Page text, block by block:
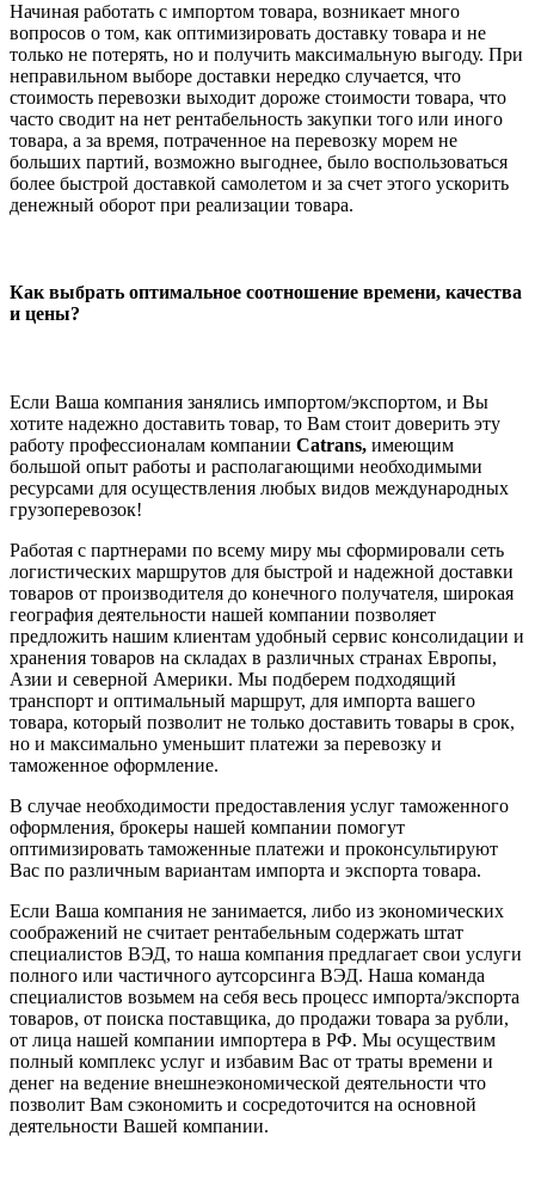
Начиная работать с импортом товара, возникает много
вопросов о том, как оптимизировать доставку товара и не
только не потерять, но и получить максимальную выгоду. При
неправильном выборе доставки нередко случается, что
стоимость перевозки выходит дороже стоимости товара, что
часто сводит на нет рентабельность закупки того или иного
товара, а за время, потраченное на перевозку морем не
больших партий, возможно выгоднее, было воспользоваться
более быстрой доставкой самолетом и за счет этого ускорить
денежный оборот при реализации товара.
Как выбрать оптимальное соотношение времени, качества
и цены?
Если Ваша компания занялись импортом/экспортом, и Вы
хотите надежно доставить товар, то Вам стоит доверить эту
работу профессионалам компании Catrans, имеющим
большой опыт работы и располагающими необходимыми
ресурсами для осуществления любых видов международных
грузоперевозок!
Работая с партнерами по всему миру мы сформировали сеть
логистических маршрутов для быстрой и надежной доставки
товаров от производителя до конечного получателя, широкая
география деятельности нашей компании позволяет
предложить нашим клиентам удобный сервис консолидации и
хранения товаров на складах в различных странах Европы,
Азии и северной Америки. Мы подберем подходящий
транспорт и оптимальный маршрут, для импорта вашего
товара, который позволит не только доставить товары в срок,
но и максимально уменьшит платежи за перевозку и
таможенное оформление.
В случае необходимости предоставления услуг таможенного
оформления, брокеры нашей компании помогут
оптимизировать таможенные платежи и проконсультируют
Вас по различным вариантам импорта и экспорта товара.
Если Ваша компания не занимается, либо из экономических
соображений не считает рентабельным содержать штат
специалистов ВЭД, то наша компания предлагает свои услуги
полного или частичного аутсорсинга ВЭД. Наша команда
специалистов возьмем на себя весь процесс импорта/экспорта
товаров, от поиска поставщика, до продажи товара за рубли,
от лица нашей компании импортера в РФ. Мы осуществим
полный комплекс услуг и избавим Вас от траты времени и
денег на ведение внешнеэкономической деятельности что
позволит Вам сэкономить и сосредоточится на основной
деятельности Вашей компании.